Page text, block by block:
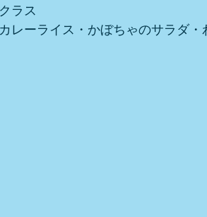
ラス
レーライス・かぼちゃのサラダ